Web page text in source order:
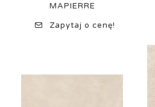
MAPIERRE
Zapytaj o cenę!